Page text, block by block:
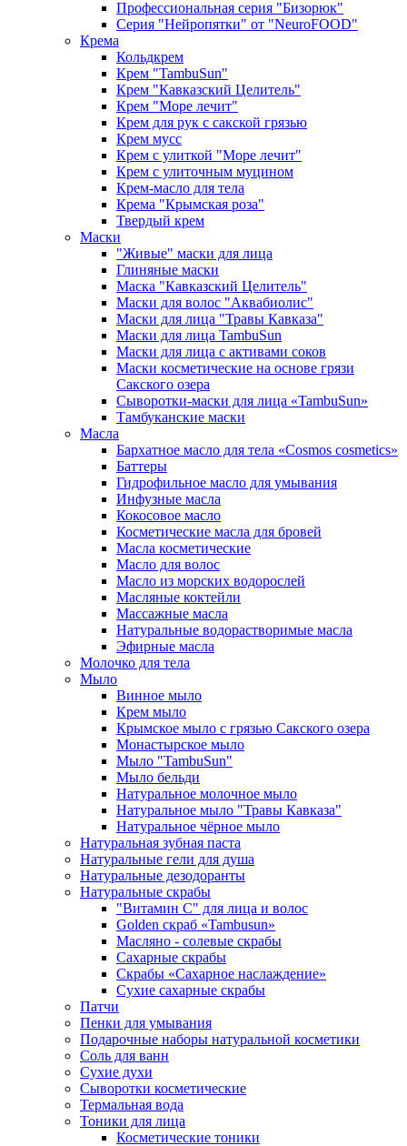
Профессиональная серия "Бизорюк"
Серия "Нейропятки" от "NeuroFOOD"
Крема
Кольдкрем
Крем "TambuSun"
Крем "Кавказский Целитель"
Крем "Море лечит"
Крем для рук с сакской грязью
Крем мусс
Крем с улиткой "Море лечит"
Крем с улиточным муцином
Крем-масло для тела
Крема "Крымская роза"
Твердый крем
Маски
"Живые" маски для лица
Глиняные маски
Маска "Кавказский Целитель"
Маски для волос "Аквабиолис"
Маски для лица "Травы Кавказа"
Маски для лица TambuSun
Маски для лица с активами соков
Маски косметические на основе грязи
Сакского озера
Сыворотки-маски для лица «TambuSun»
Тамбуканские маски
Масла
Бархатное масло для тела «Cosmos cosmetics»
Баттеры
Гидрофильное масло для умывания
Инфузные масла
Кокосовое масло
Косметические масла для бровей
Масла косметические
Масло для волос
Масло из морских водорослей
Масляные коктейли
Массажные масла
Натуральные водорастворимые масла
Эфирные масла
Молочко для тела
Мыло
Винное мыло
Крем мыло
Крымское мыло с грязью Сакского озера
Монастырское мыло
Мыло "TambuSun"
Мыло бельди
Натуральное молочное мыло
Натуральное мыло "Травы Кавказа"
Натуральное чёрное мыло
Натуральная зубная паста
Натуральные гели для душа
Натуральные дезодоранты
Натуральные скрабы
"Витамин С" для лица и волос
Golden скраб «Tambusun»
Масляно - солевые скрабы
Сахарные скрабы
Скрабы «Сахарное наслаждение»
Сухие сахарные скрабы
Патчи
Пенки для умывания
Подарочные наборы натуральной косметики
Соль для ванн
Сухие духи
Сыворотки косметические
Термальная вода
Тоники для лица
Косметические тоники